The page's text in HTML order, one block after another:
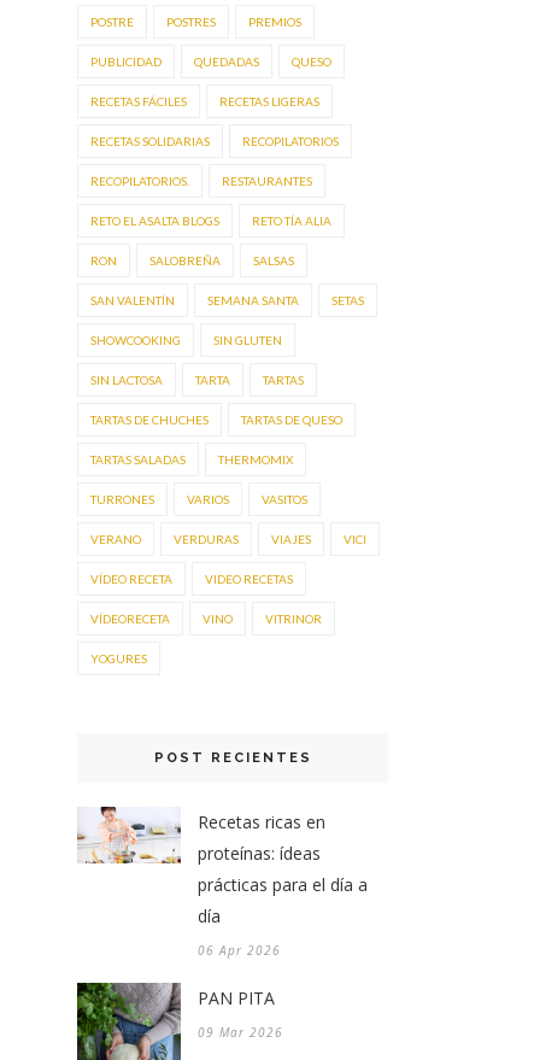
POSTRE POSTRES PREMIOS
PUBLICIDAD QUEDADAS QUESO
RECETAS FÁCILES RECETAS LIGERAS
RECETAS SOLIDARIAS RECOPILATORIOS
RECOPILATORIOS. RESTAURANTES
RETO EL ASALTA BLOGS RETO TÍA ALIA
RON SALOBREÑA SALSAS
SAN VALENTÍN SEMANA SANTA SETAS
SHOWCOOKING SIN GLUTEN
SIN LACTOSA TARTA TARTAS
TARTAS DE CHUCHES TARTAS DE QUESO
TARTAS SALADAS THERMOMIX
TURRONES VARIOS VASITOS
VERANO VERDURAS VIAJES VICI
VÍDEO RECETA VIDEO RECETAS
VÍDEORECETA VINO VITRINOR
YOGURES
POST RECIENTES
Recetas ricas en
proteínas: ídeas
prácticas para el día a
día
06 Apr 2026
PAN PITA
09 Mar 2026